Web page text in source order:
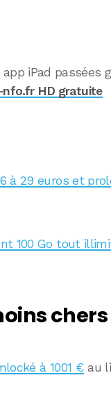
iPad
nfo.fr HD gratuite
à 29 euros et
100 Go tout
chers
à 1001 €au